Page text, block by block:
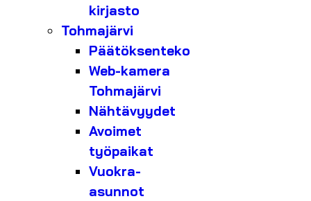
kirjasto
Tohmajärvi
Päätöksenteko
Web-kamera
Tohmajärvi
Nähtävyydet
Avoimet
työpaikat
Vuokra-
asunnot